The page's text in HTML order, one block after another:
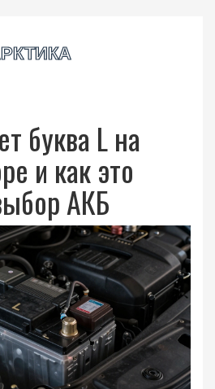
буква L на
и как это
АКБ